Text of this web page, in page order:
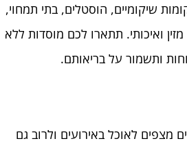
שיקומיים, הוסטלים, בתי תמחוי,
ואיכותי. תתארו לכם מוסדות ללא
ותשמור על בריאותם.
מצפים לאוכל באירועים ולרוב גם